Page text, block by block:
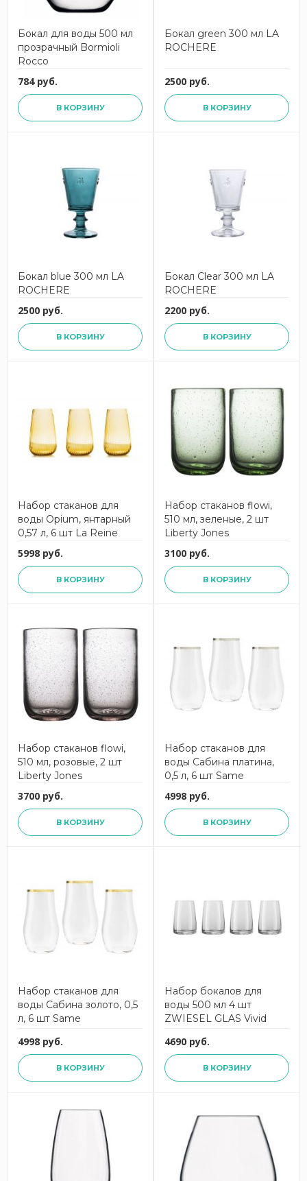
Бокал для воды 500 мл
прозрачный Bormioli
Rocco
784 руб.
В КОРЗИНУ
Бокал green 300 мл LA
ROCHERE
2500 руб.
В КОРЗИНУ
Бокал blue 300 мл LA
ROCHERE
2500 руб.
В КОРЗИНУ
Бокал Clear 300 мл LA
ROCHERE
2200 руб.
В КОРЗИНУ
Набор стаканов для
воды Opium, янтарный
0,57 л, 6 шт La Reine
5998 руб.
В КОРЗИНУ
Набор стаканов flowi,
510 мл, зеленые, 2 шт
Liberty Jones
3100 руб.
В КОРЗИНУ
Набор стаканов flowi,
510 мл, розовые, 2 шт
Liberty Jones
3700 руб.
В КОРЗИНУ
Набор стаканов для
воды Сабина платина,
0,5 л, 6 шт Same
4998 руб.
В КОРЗИНУ
Набор стаканов для
воды Сабина золото, 0,5
л, 6 шт Same
4998 руб.
В КОРЗИНУ
Набор бокалов для
воды 500 мл 4 шт
ZWIESEL GLAS Vivid
4690 руб.
В КОРЗИНУ